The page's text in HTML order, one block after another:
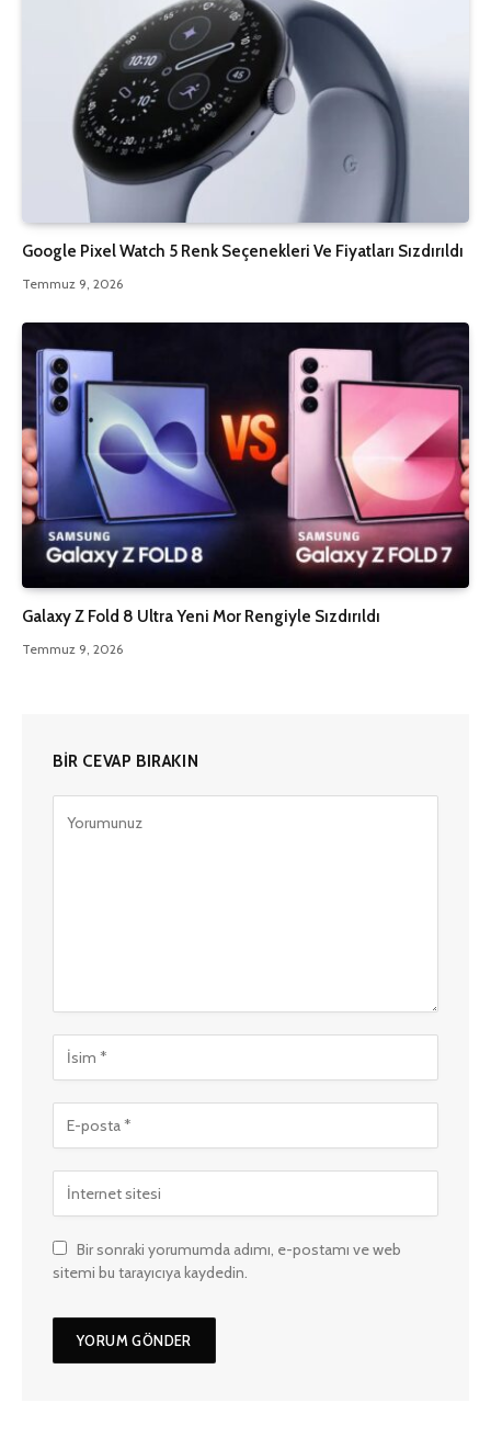
Google Pixel Watch 5 Renk Seçenekleri Ve Fiyatları Sızdırıldı
Temmuz 9, 2026
Galaxy Z Fold 8 Ultra Yeni Mor Rengiyle Sızdırıldı
Temmuz 9, 2026
BIR CEVAP BIRAKIN
Bir sonraki yorumumda adımı, e-postamı ve web
sitemi bu tarayıcıya kaydedin.